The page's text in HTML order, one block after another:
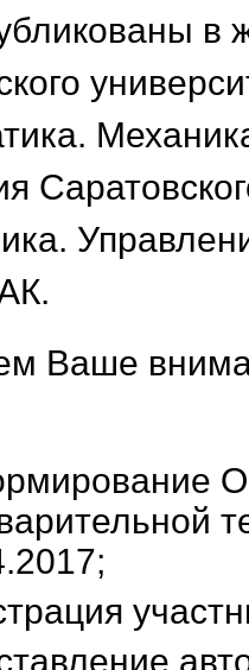
в
Ваше